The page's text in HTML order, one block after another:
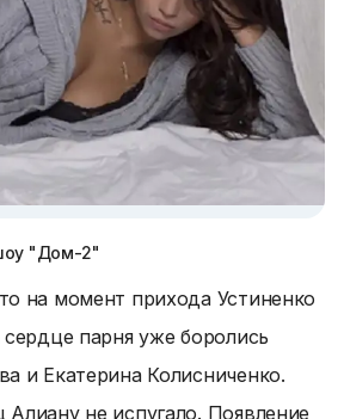
"Дом-2"
на момент прихода Устиненко
сердце парня уже боролись
и Екатерина Колисниченко.
не испугало. Появление